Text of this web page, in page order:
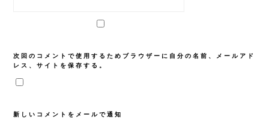
次回のコメントで使用するためブラウザーに自分の名前、メールアド
レス、サイトを保存する。
新しいコメントをメールで通知